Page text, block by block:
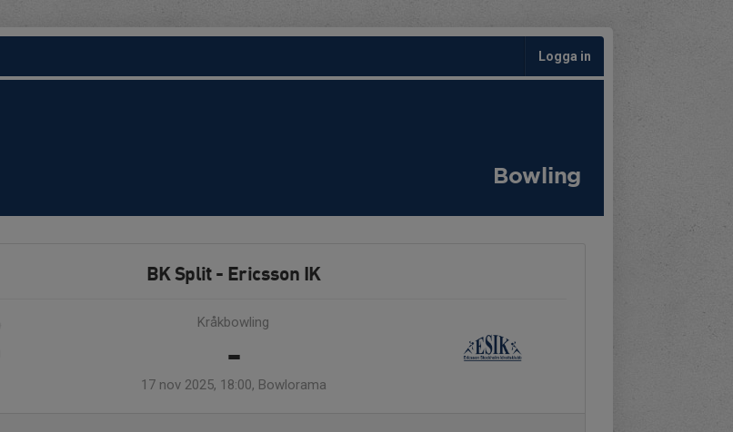
Logga in
Bowling
BK Split - Ericsson IK
Kråkbowling
-
17 nov 2025, 18:00, Bowlorama